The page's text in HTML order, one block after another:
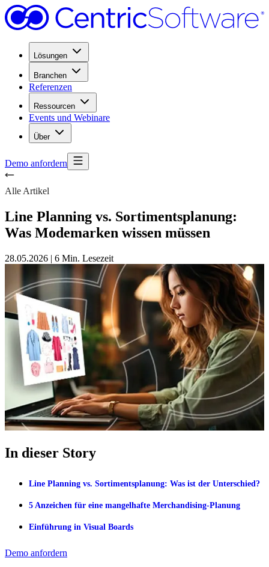
Lösungen
Branchen
Referenzen
Ressourcen
Events und Webinare
Über
Demo anfordern
Alle Artikel
Line Planning vs. Sortimentsplanung:
Was Modemarken wissen müssen
28.05.2026 | 6 Min. Lesezeit
In dieser Story
Line Planning vs. Sortimentsplanung: Was ist der Unterschied?
5 Anzeichen für eine mangelhafte Merchandising-Planung
Einführung in Visual Boards
Demo anfordern